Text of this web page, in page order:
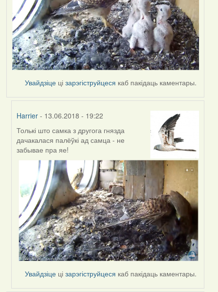
Увайдзіце цізарэгіструйцеся каб пакідаць каментары.
Harrier - 13.06.2018 - 19:22
In
reply
to
Толькі што самка з другога гнязда
дачакалася палёўкі ад самца - не
забывае пра яе!
Увайдзіце цізарэгіструйцеся каб пакідаць каментары.